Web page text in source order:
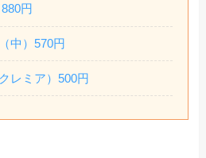
円
中）570円
レミア）500円